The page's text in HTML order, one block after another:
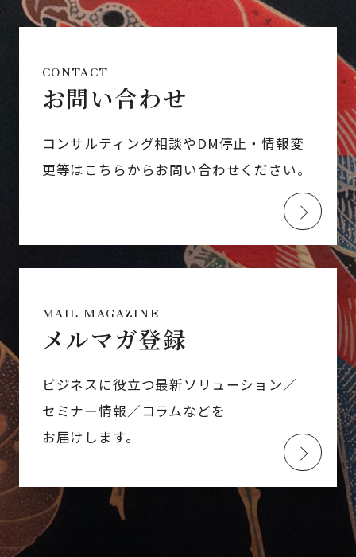
CONTACT
お問い合わせ
コンサルティング相談やDM停止・情報変
更等はこちらからお問い合わせください。
MAIL MAGAZINE
メルマガ登録
ビジネスに役立つ最新ソリューション／
セミナー情報／コラムなどを
お届けします。